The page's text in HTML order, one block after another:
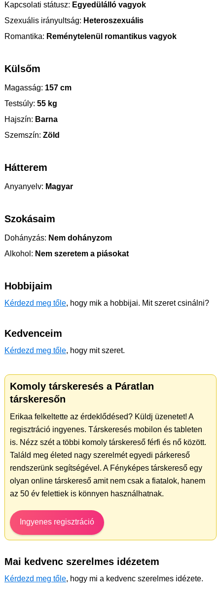
Kapcsolati státusz: Egyedülálló vagyok
Szexuális irányultság: Heteroszexuális
Romantika: Reménytelenül romantikus vagyok
Külsőm
Magasság: 157 cm
Testsúly: 55 kg
Hajszín: Barna
Szemszín: Zöld
Hátterem
Anyanyelv: Magyar
Szokásaim
Dohányzás: Nem dohányzom
Alkohol: Nem szeretem a piásokat
Hobbijaim
Kérdezd meg tőle, hogy mik a hobbijai. Mit szeret csinálni?
Kedvenceim
Kérdezd meg tőle, hogy mit szeret.
Komoly társkeresés a Páratlan
társkeresőn
Erikaa felkeltette az érdeklődésed? Küldj üzenetet! A
regisztráció ingyenes. Társkeresés mobilon és tableten
is. Nézz szét a többi komoly társkereső férfi és nő között.
Találd meg életed nagy szerelmét egyedi párkereső
rendszerünk segítségével. A Fényképes társkereső egy
olyan online társkereső amit nem csak a fiatalok, hanem
az 50 év felettiek is könnyen használhatnak.
Ingyenes regisztráció
Mai kedvenc szerelmes idézetem
Kérdezd meg tőle, hogy mi a kedvenc szerelmes idézete.